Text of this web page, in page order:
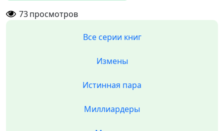
73просмотров
Все серии книг
Измены
Истинная пара
Миллиардеры